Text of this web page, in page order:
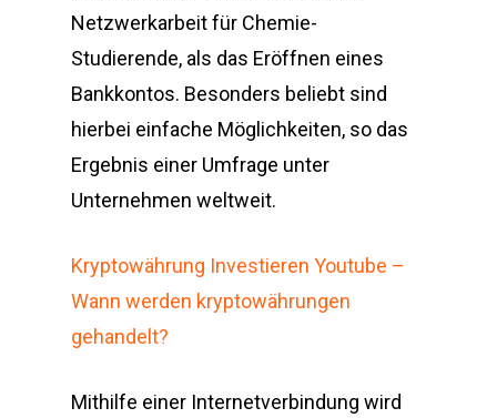
Netzwerkarbeit für Chemie-
Studierende, als das Eröffnen eines
Bankkontos. Besonders beliebt sind
hierbei einfache Möglichkeiten, so das
Ergebnis einer Umfrage unter
Unternehmen weltweit.
Kryptowährung Investieren Youtube –
Wann werden kryptowährungen
gehandelt?
Mithilfe einer Internetverbindung wird